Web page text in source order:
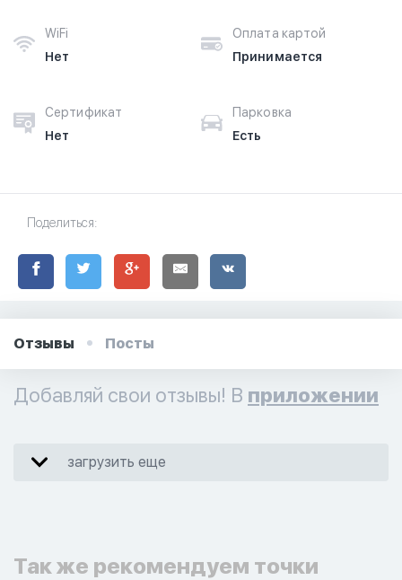
WiFi
Нет
Оплата картой
Принимается
Сертификат
Нет
Парковка
Есть
Поделиться:
Отзывы Посты
Добавляй свои отзывы! В приложении
загрузить еще
Так же рекомендуем точки